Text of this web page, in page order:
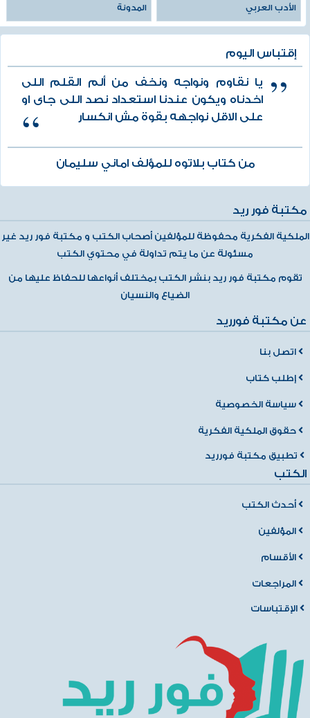
الأدب العربي المدونة
إقتباس اليوم
يا نقاوم ونواجه ونخف من ألم القلم اللى
اخدناه ويكون عندنا استعداد نصد اللى جاى او
على الاقل نواجهه بقوة مش انكسار
من كتاب بلاتوه للمؤلف اماني سليمان
مكتبة فور ريد
الملكية الفكرية محفوظة للمؤلفين أصحاب الكتب و مكتبة فور ريد غير
مسئولة عن ما يتم تداولة في محتوي الكتب
تقوم مكتبة فور ريد بنشر الكتب بمختلف أنواعها للحفاظ عليها من
الضياع والنسيان
عن مكتبة فورريد
اتصل بنا
إطلب كتاب
سياسة الخصوصية
حقوق الملكية الفكرية
تطبيق مكتبة فورريد
الكتب
أحدث الكتب
المؤلفين
الأقسام
المراجعات
الإقتباسات